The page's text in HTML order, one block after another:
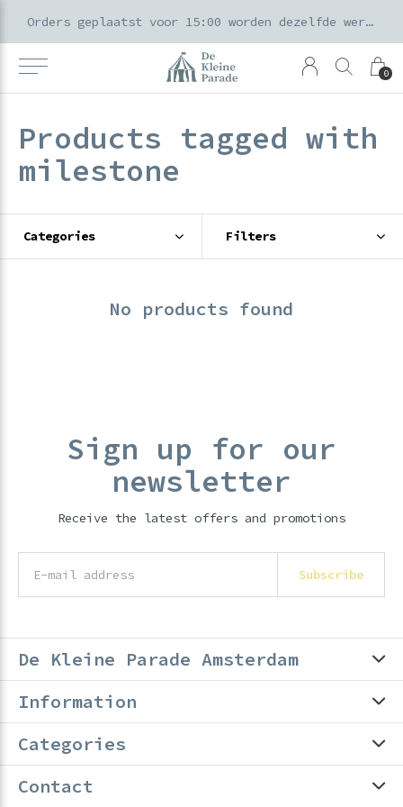
0
Orders geplaatst voor 15:00 worden dezelfde werkdag verzonden
Products tagged with
milestone
Categories Filters
No products found
Sign up for our
newsletter
Receive the latest offers and promotions
Subscribe
De Kleine Parade Amsterdam
Information
Categories
Contact